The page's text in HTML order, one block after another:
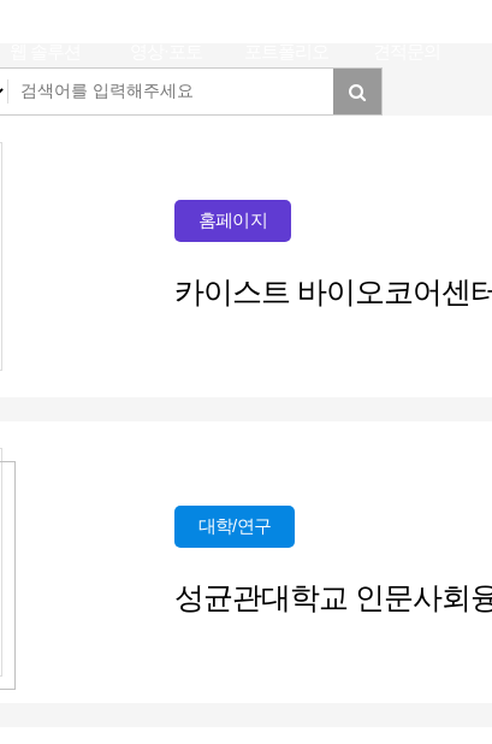
홈페이지
카이스트 바이오코어센
대학/연구
성균관대학교 인문사회